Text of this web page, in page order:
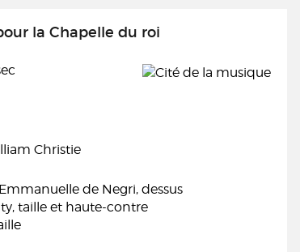
la Chapelle du roi
Christie
de Negri, dessus
taille et haute-contre